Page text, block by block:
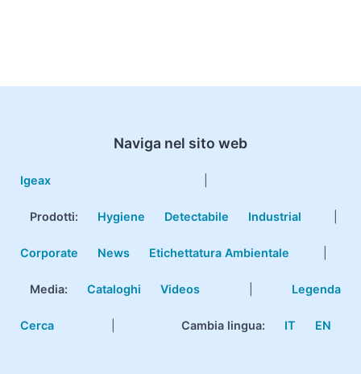
Naviga nel sito web
Igeax
Prodotti: Hygiene Detectabile Industrial
Corporate News Etichettatura Ambientale
Media: Cataloghi Videos Legenda
Cerca Cambia lingua: IT EN